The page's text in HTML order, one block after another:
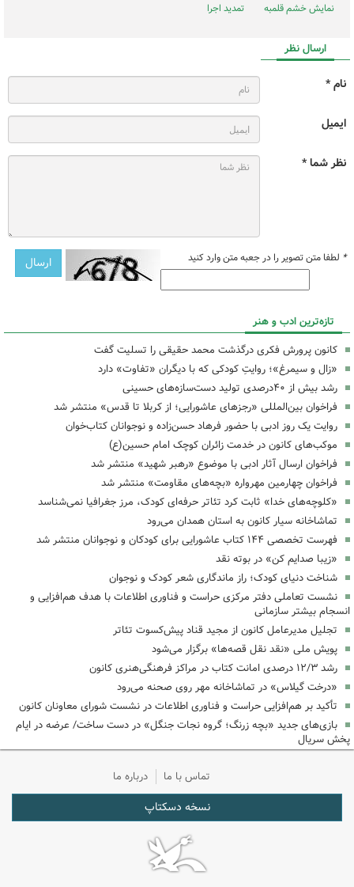
نمایش خشم قلمبه
تمدید اجرا
ارسال نظر
نام *
ایمیل
نظر شما *
* لطفا متن تصویر را در جعبه متن وارد کنید
تازه‌ترین ادب و هنر
کانون پرورش فکری درگذشت محمد حقیقی را تسلیت گفت
«زال و سیمرغ»؛ روایتِ کودکی که با دیگران «تفاوت» دارد
رشد بیش از ۴۰درصدی تولید دست‌سازه‌های حسینی
فراخوان بین‌المللی «رجزهای عاشورایی؛ از کربلا تا قدس» منتشر شد
روایت یک روز ادبی با حضور فرهاد حسن‌زاده و نوجوانان کتاب‌خوان
موکب‌های کانون در خدمت زائران کوچک امام حسین(ع)
فراخوان ارسال آثار ادبی با موضوع «رهبر شهید» منتشر شد
فراخوان چهارمین مهرواره «بچه‌های مقاومت» منتشر شد
«کلوچه‌های خدا» ثابت کرد تئاتر حرفه‌ای کودک، مرز جغرافیا نمی‌شناسد
تماشاخانه سیار کانون به استان همدان می‌رود
فهرست تخصصی ۱۴۴ کتاب عاشورایی برای کودکان و نوجوانان منتشر شد
«زیبا صدایم کن» در بوته نقد
شناخت دنیای کودک؛ راز ماندگاری شعر کودک و نوجوان
نشست تعاملی دفتر مرکزی حراست و فناوری اطلاعات با هدف هم‌افزایی و
انسجام بیشتر سازمانی
تجلیل مدیرعامل کانون از مجید قناد پیش‌کسوت تئاتر
پویش ملی «نقد نقل قصه‌ها» برگزار می‌شود
رشد ۱۲/۳ درصدی امانت کتاب در مراکز فرهنگی‌هنری کانون
«درخت گیلاس» در تماشاخانه مهر روی صحنه می‌رود
تأکید بر هم‌افزایی حراست و فناوری اطلاعات در نشست شورای معاونان کانون
بازی‌های جدید «بچه زرنگ؛ گروه نجات جنگل» در دست ساخت/ عرضه در ایام
پخش سریال
تماس با ما درباره ما
نسخه دسکتاپ